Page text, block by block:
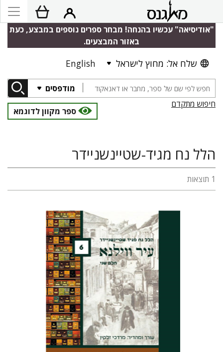
"אודיסיאה" עכשיו בהנחה! מבחר ספרים נוספים במבצע, כעת
באזור המבצעים.
שלח אל: מחוץ לישראל English
מודפסים
חיפוש מתקדם
ספר מקוון לדוגמא
הלל נח מגיד-שטיינשניידר
1 תוצאות
הלל נח מגיד-שטיינשניידר
מרדכי זלקין